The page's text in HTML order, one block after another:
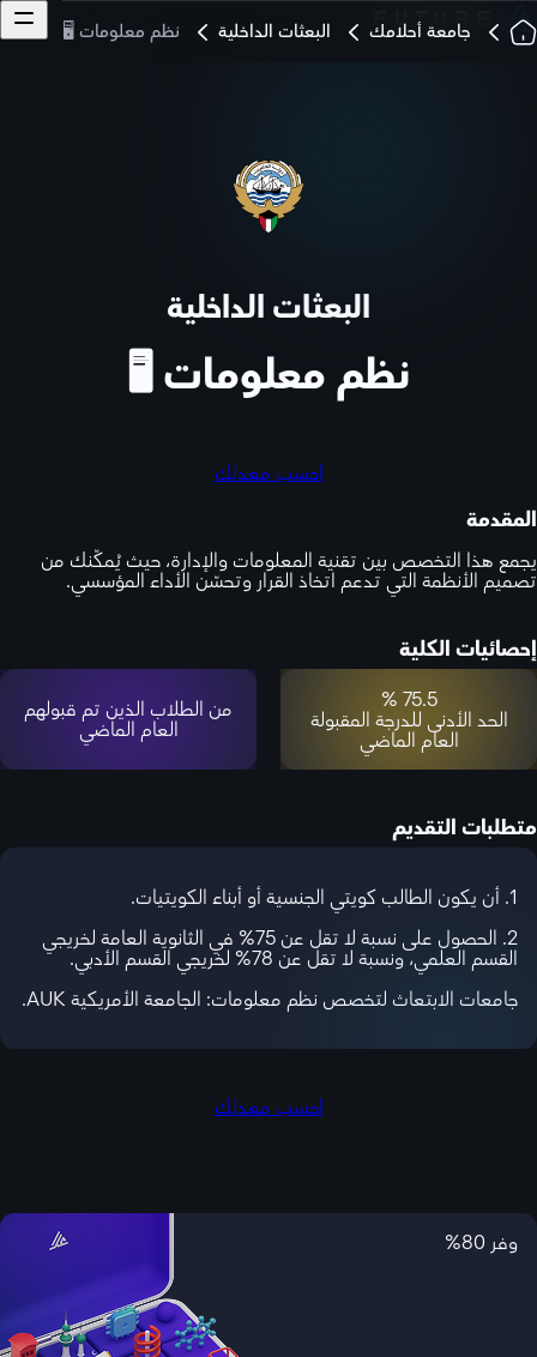
جامعة أحلامك البعثات الداخلية نظم معلومات 🖥️
البعثات الداخلية
نظم معلومات 🖥️
احسب معدلك
المقدمة
يجمع هذا التخصص بين تقنية المعلومات والإدارة، حيث يُمكّنك من
تصميم الأنظمة التي تدعم اتخاذ القرار وتحسّن الأداء المؤسسي.
إحصائيات الكلية
75.5 %
الحد الأدنى للدرجة المقبولة
العام الماضي
من الطلاب الذين تم قبولهم
العام الماضي
متطلبات التقديم
1. أن يكون الطالب كويتي الجنسية أو أبناء الكويتيات.
2. الحصول على نسبة لا تقل عن 75% في الثانوية العامة لخريجي
القسم العلمي، ونسبة لا تقل عن 78% لخريجي القسم الأدبي.
جامعات الابتعاث لتخصص نظم معلومات: الجامعة الأمريكية AUK.
احسب معدلك
وفر 80%